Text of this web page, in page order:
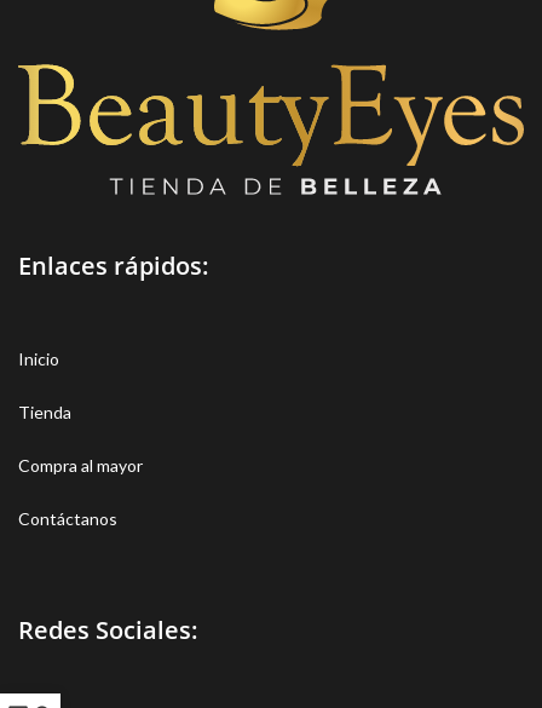
Enlaces rápidos:
Inicio
Tienda
Compra al mayor
Contáctanos
Redes Sociales: